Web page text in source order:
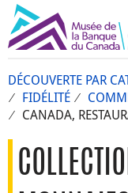
DÉCOUVERTE PAR
FIDÉLITÉ
CANADA,